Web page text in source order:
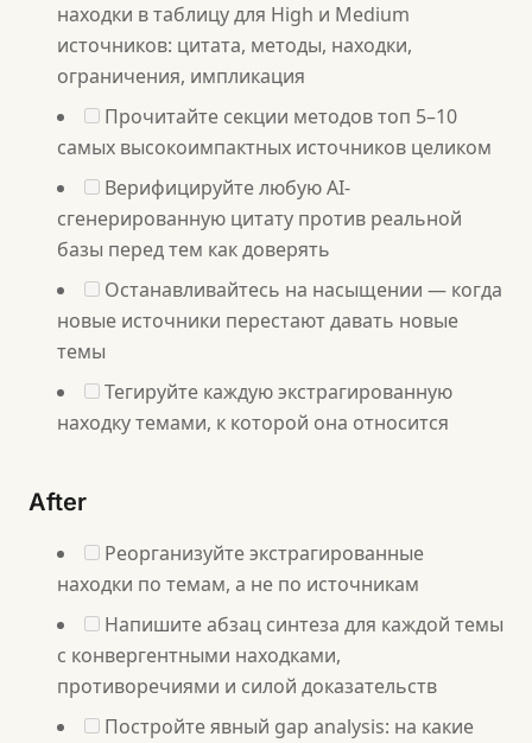
находки в таблицу для High и Medium
источников: цитата, методы, находки,
ограничения, импликация
Прочитайте секции методов топ 5–10
самых высокоимпактных источников целиком
Верифицируйте любую AI-
сгенерированную цитату против реальной
базы перед тем как доверять
Останавливайтесь на насыщении — когда
новые источники перестают давать новые
темы
Тегируйте каждую экстрагированную
находку темами, к которой она относится
After
Реорганизуйте экстрагированные
находки по темам, а не по источникам
Напишите абзац синтеза для каждой темы
с конвергентными находками,
противоречиями и силой доказательств
Постройте явный gap analysis: на какие